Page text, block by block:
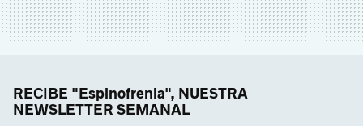
RECIBE "Espinofrenia", NUESTRA
NEWSLETTER SEMANAL